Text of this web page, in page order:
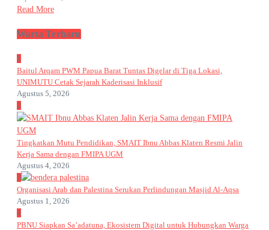
Read More
Warta Terbaru
1
Baitul Arqam PWM Papua Barat Tuntas Digelar di Tiga Lokasi,
UNIMUTU Cetak Sejarah Kaderisasi Inklusif
Agustus 5, 2026
2
Tingkatkan Mutu Pendidikan, SMAIT Ibnu Abbas Klaten Resmi Jalin
Kerja Sama dengan FMIPA UGM
Agustus 4, 2026
3
Organisasi Arab dan Palestina Serukan Perlindungan Masjid Al-Aqsa
Agustus 1, 2026
4
PBNU Siapkan Sa’adatuna, Ekosistem Digital untuk Hubungkan Warga